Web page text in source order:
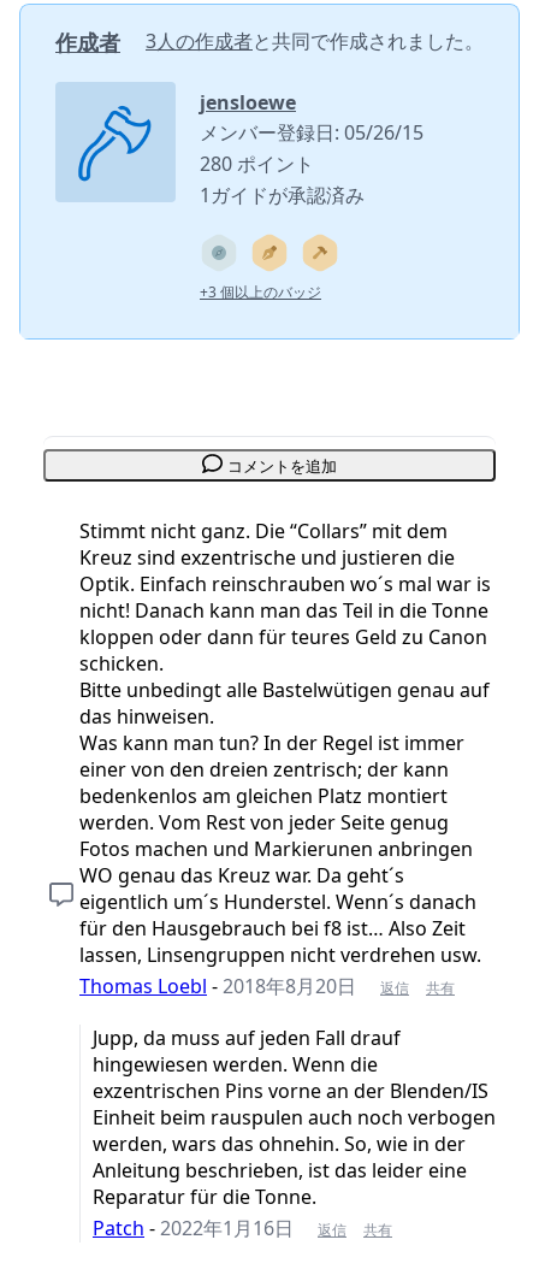
作成者 3人の作成者と共同で作成されました。
jensloewe
メンバー登録日: 05/26/15
280 ポイント
1ガイドが承認済み
+3 個以上のバッジ
コメントを追加
Stimmt nicht ganz. Die “Collars” mit dem
Kreuz sind exzentrische und justieren die
Optik. Einfach reinschrauben wo´s mal war is
nicht! Danach kann man das Teil in die Tonne
kloppen oder dann für teures Geld zu Canon
schicken.
Bitte unbedingt alle Bastelwütigen genau auf
das hinweisen.
Was kann man tun? In der Regel ist immer
einer von den dreien zentrisch; der kann
bedenkenlos am gleichen Platz montiert
werden. Vom Rest von jeder Seite genug
Fotos machen und Markierunen anbringen
WO genau das Kreuz war. Da geht´s
eigentlich um´s Hunderstel. Wenn´s danach
für den Hausgebrauch bei f8 ist… Also Zeit
lassen, Linsengruppen nicht verdrehen usw.
Thomas Loebl -2018年8月20日 返信 共有
Jupp, da muss auf jeden Fall drauf
hingewiesen werden. Wenn die
exzentrischen Pins vorne an der Blenden/IS
Einheit beim rauspulen auch noch verbogen
werden, wars das ohnehin. So, wie in der
Anleitung beschrieben, ist das leider eine
Reparatur für die Tonne.
Patch -2022年1月16日 返信 共有